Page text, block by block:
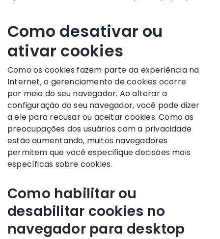
Como desativar ou
ativar cookies
Como os cookies fazem parte da experiência na
Internet, o gerenciamento de cookies ocorre
por meio do seu navegador. Ao alterar a
configuração do seu navegador, você pode dizer
a ele para recusar ou aceitar cookies. Como as
preocupações dos usuários com a privacidade
estão aumentando, muitos navegadores
permitem que você especifique decisões mais
específicas sobre cookies.
Como habilitar ou
desabilitar cookies no
navegador para desktop